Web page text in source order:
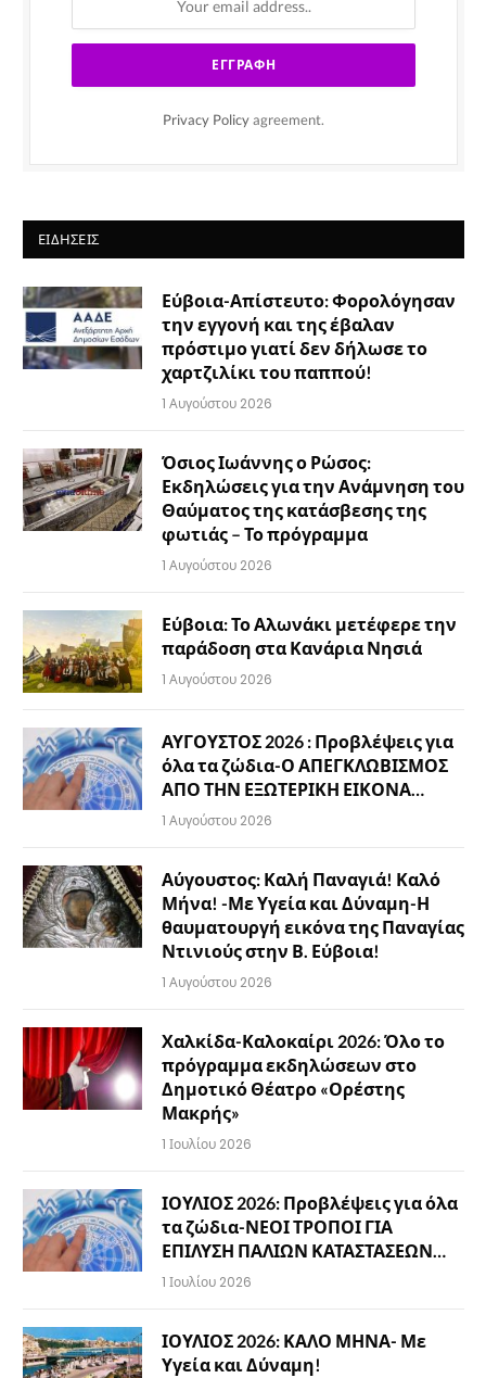
Privacy Policy agreement.
ΕΙΔΉΣΕΙΣ
Εύβοια-Απίστευτο: Φορολόγησαν
την εγγονή και της έβαλαν
πρόστιμο γιατί δεν δήλωσε το
χαρτζιλίκι του παππού!
1 Αυγούστου 2026
Όσιος Ιωάννης ο Ρώσος:
Εκδηλώσεις για την Ανάμνηση του
Θαύματος της κατάσβεσης της
φωτιάς – Το πρόγραμμα
1 Αυγούστου 2026
Εύβοια: Το Αλωνάκι μετέφερε την
παράδοση στα Κανάρια Νησιά
1 Αυγούστου 2026
ΑΥΓΟΥΣΤΟΣ 2026 : Προβλέψεις για
όλα τα ζώδια-Ο ΑΠΕΓΚΛΩΒΙΣΜΟΣ
ΑΠΟ ΤΗΝ ΕΞΩΤΕΡΙΚΗ ΕΙΚΟΝΑ…
1 Αυγούστου 2026
Αύγουστος: Καλή Παναγιά! Καλό
Μήνα! -Με Υγεία και Δύναμη-Η
θαυματουργή εικόνα της Παναγίας
Ντινιούς στην Β. Εύβοια!
1 Αυγούστου 2026
Χαλκίδα-Καλοκαίρι 2026: Όλο το
πρόγραμμα εκδηλώσεων στο
Δημοτικό Θέατρο «Ορέστης
Μακρής»
1 Ιουλίου 2026
ΙΟΥΛΙΟΣ 2026: Προβλέψεις για όλα
τα ζώδια-ΝΕΟΙ ΤΡΟΠΟΙ ΓΙΑ
ΕΠΙΛΥΣΗ ΠΑΛΙΩΝ ΚΑΤΑΣΤΑΣΕΩΝ…
1 Ιουλίου 2026
ΙΟΥΛΙΟΣ 2026: ΚΑΛΟ ΜΗΝΑ- Με
Υγεία και Δύναμη!